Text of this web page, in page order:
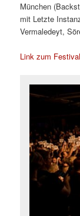
München
mit Letzte
Vermaledeyt,
Link zum